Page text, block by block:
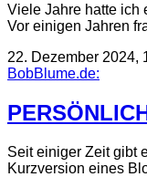
Viele Jahre hatte ich
Vor einigen Jahren
22. Dezember 2024,
BobBlume.de:
Seit einiger Zeit gibt
Kurzversion eines